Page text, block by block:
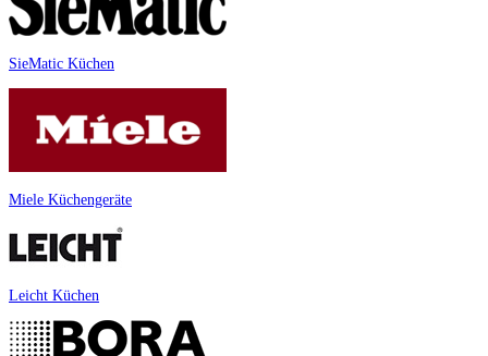
SieMatic Küchen
Miele Küchengeräte
Leicht Küchen